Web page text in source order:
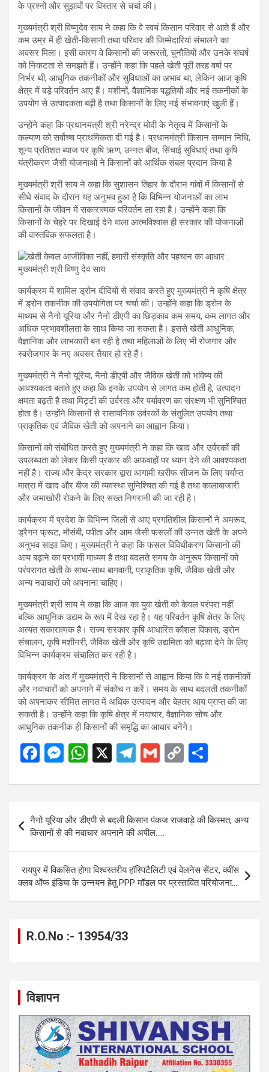
के प्रश्नों और सुझावों पर विस्तार से चर्चा की।
मुख्यमंत्री श्री विष्णुदेव साय ने कहा कि वे स्वयं किसान परिवार से आते हैं और
कम उम्र में ही खेती-किसानी तथा परिवार की जिम्मेदारियां संभालने का
अवसर मिला। इसी कारण वे किसानों की जरूरतों, चुनौतियों और उनके संघर्ष
को निकटता से समझते हैं। उन्होंने कहा कि पहले खेती पूरी तरह वर्षा पर
निर्भर थी, आधुनिक तकनीकों और सुविधाओं का अभाव था, लेकिन आज कृषि
क्षेत्र में बड़े परिवर्तन आए हैं। मशीनों, वैज्ञानिक पद्धतियों और नई तकनीकों के
उपयोग से उत्पादकता बढ़ी है तथा किसानों के लिए नई संभावनाएं खुली हैं।
उन्होंने कहा कि प्रधानमंत्री श्री नरेन्द्र मोदी के नेतृत्व में किसानों के
कल्याण को सर्वोच्च प्राथमिकता दी गई है। प्रधानमंत्री किसान सम्मान निधि,
शून्य प्रतिशत ब्याज पर कृषि ऋण, उन्नत बीज, सिंचाई सुविधाएं तथा कृषि
यंत्रीकरण जैसी योजनाओं ने किसानों को आर्थिक संबल प्रदान किया है
मुख्यमंत्री श्री साय ने कहा कि सुशासन तिहार के दौरान गांवों में किसानों से
सीधे संवाद के दौरान यह अनुभव हुआ है कि विभिन्न योजनाओं का लाभ
किसानों के जीवन में सकारात्मक परिवर्तन ला रहा है। उन्होंने कहा कि
किसानों के चेहरे पर दिखाई देने वाला आत्मविश्वास ही सरकार की योजनाओं
की वास्तविक सफलता है।
कार्यक्रम में शामिल ड्रोन दीदियों से संवाद करते हुए मुख्यमंत्री ने कृषि क्षेत्र
में ड्रोन तकनीक की उपयोगिता पर चर्चा की। उन्होंने कहा कि ड्रोन के
माध्यम से नैनो यूरिया और नैनो डीएपी का छिड़काव कम समय, कम लागत और
अधिक प्रभावशीलता के साथ किया जा सकता है। इससे खेती आधुनिक,
वैज्ञानिक और लाभकारी बन रही है तथा महिलाओं के लिए भी रोजगार और
स्वरोजगार के नए अवसर तैयार हो रहे हैं।
मुख्यमंत्री ने नैनो यूरिया, नैनो डीएपी और जैविक खेती को भविष्य की
आवश्यकता बताते हुए कहा कि इनके उपयोग से लागत कम होती है, उत्पादन
क्षमता बढ़ती है तथा मिट्टी की उर्वरता और पर्यावरण का संरक्षण भी सुनिश्चित
होता है। उन्होंने किसानों से रासायनिक उर्वरकों के संतुलित उपयोग तथा
प्राकृतिक एवं जैविक खेती को अपनाने का आह्वान किया।
किसानों को संबोधित करते हुए मुख्यमंत्री ने कहा कि खाद और उर्वरकों की
उपलब्धता को लेकर किसी प्रकार की अफवाहों पर ध्यान देने की आवश्यकता
नहीं है। राज्य और केंद्र सरकार द्वारा आगामी खरीफ सीजन के लिए पर्याप्त
मात्रा में खाद और बीज की व्यवस्था सुनिश्चित की गई है तथा कालाबाजारी
और जमाखोरी रोकने के लिए सख्त निगरानी की जा रही है।
कार्यक्रम में प्रदेश के विभिन्न जिलों से आए प्रगतिशील किसानों ने अमरूद,
ड्रैगन फ्रूट, मौसंबी, पपीता और आम जैसी फसलों की उन्नत खेती के अपने
अनुभव साझा किए। मुख्यमंत्री ने कहा कि फसल विविधीकरण किसानों की
आय बढ़ाने का प्रभावी माध्यम है तथा बदलते समय के अनुरूप किसानों को
परंपरागत खेती के साथ-साथ बागवानी, प्राकृतिक कृषि, जैविक खेती और
अन्य नवाचारों को अपनाना चाहिए।
मुख्यमंत्री श्री साय ने कहा कि आज का युवा खेती को केवल परंपरा नहीं
बल्कि आधुनिक उद्यम के रूप में देख रहा है। यह परिवर्तन कृषि क्षेत्र के लिए
अत्यंत सकारात्मक है। राज्य सरकार कृषि आधारित कौशल विकास, ड्रोन
संचालन, कृषि मशीनरी, जैविक खेती और कृषि उद्यमिता को बढ़ावा देने के लिए
विभिन्न कार्यक्रम संचालित कर रही है।
कार्यक्रम के अंत में मुख्यमंत्री ने किसानों से आह्वान किया कि वे नई तकनीकों
और नवाचारों को अपनाने में संकोच न करें। समय के साथ बदलती तकनीकों
को अपनाकर सीमित लागत में अधिक उत्पादन और बेहतर आय प्राप्त की जा
सकती है। उन्होंने कहा कि कृषि क्षेत्र में नवाचार, वैज्ञानिक सोच और
आधुनिक तकनीक ही किसानों की समृद्धि का आधार बनेंगे।
F
ce
b
o
o
k
M
se
n
g
er
W
at
s
A
p
p
X
T
e
a
m
G
ail
C
py
Li
n
k
ar
e
Post
navigation
नैनो यूरिया और डीएपी से बदली किसान पंकज राजवाड़े की किस्मत, अन्य
किसानों से की नवाचार अपनाने की अपील…..
रायपुर में विकसित होगा विश्वस्तरीय हॉस्पिटैलिटी एवं वेलनेस सेंटर, क्वींस
क्लब ऑफ इंडिया के उन्नयन हेतु PPP मॉडल पर प्रस्तावित परियोजना….
R.O.No :- 13954/33
विज्ञापन